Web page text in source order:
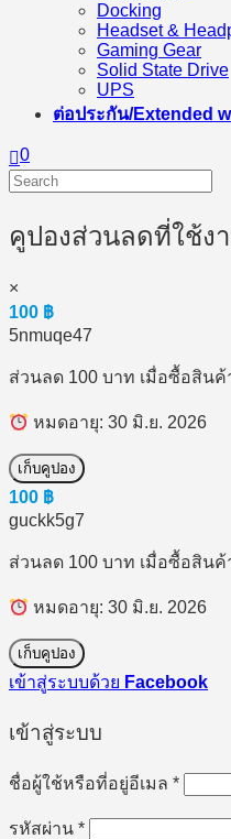
Docking
Headset &
Gaming Gear
Solid State Drive
UPS
ต่อประกัน/Extended
0
คูปองส่วนลดที่ใช้ง
×
100 ฿
5nmuqe47
ส่วนลด 100 บาท เมื่อซื้อสินค้
หมดอายุ: 30 มิ.ย. 2026
เก็บคูปอง
100 ฿
guckk5g7
ส่วนลด 100 บาท เมื่อซื้อสิน
หมดอายุ: 30 มิ.ย. 2026
เก็บคูปอง
เข้าสู่ระบบด้วย Facebook
เข้าสู่ระบบ
ชื่อผู้ใช้หรือที่อยู่อีเมล *ต้องการ
รหัสผ่าน *ต้องการ